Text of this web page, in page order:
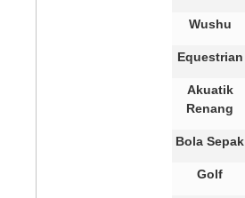
Wushu
Equestrian
Akuatik
Renang
Bola Sepak
Golf